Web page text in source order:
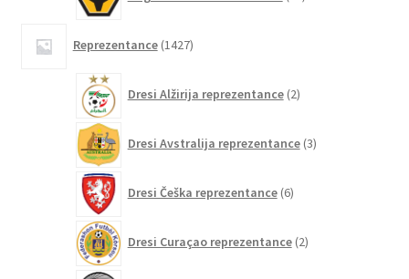
izdelkov
Reprezentance 1427izdelkov
Dresi Alžirija reprezentance 2izdelka
Dresi Avstralija reprezentance 3izdelki
Dresi Češka reprezentance 6izdelkov
Dresi Curaçao reprezentance 2izdelka